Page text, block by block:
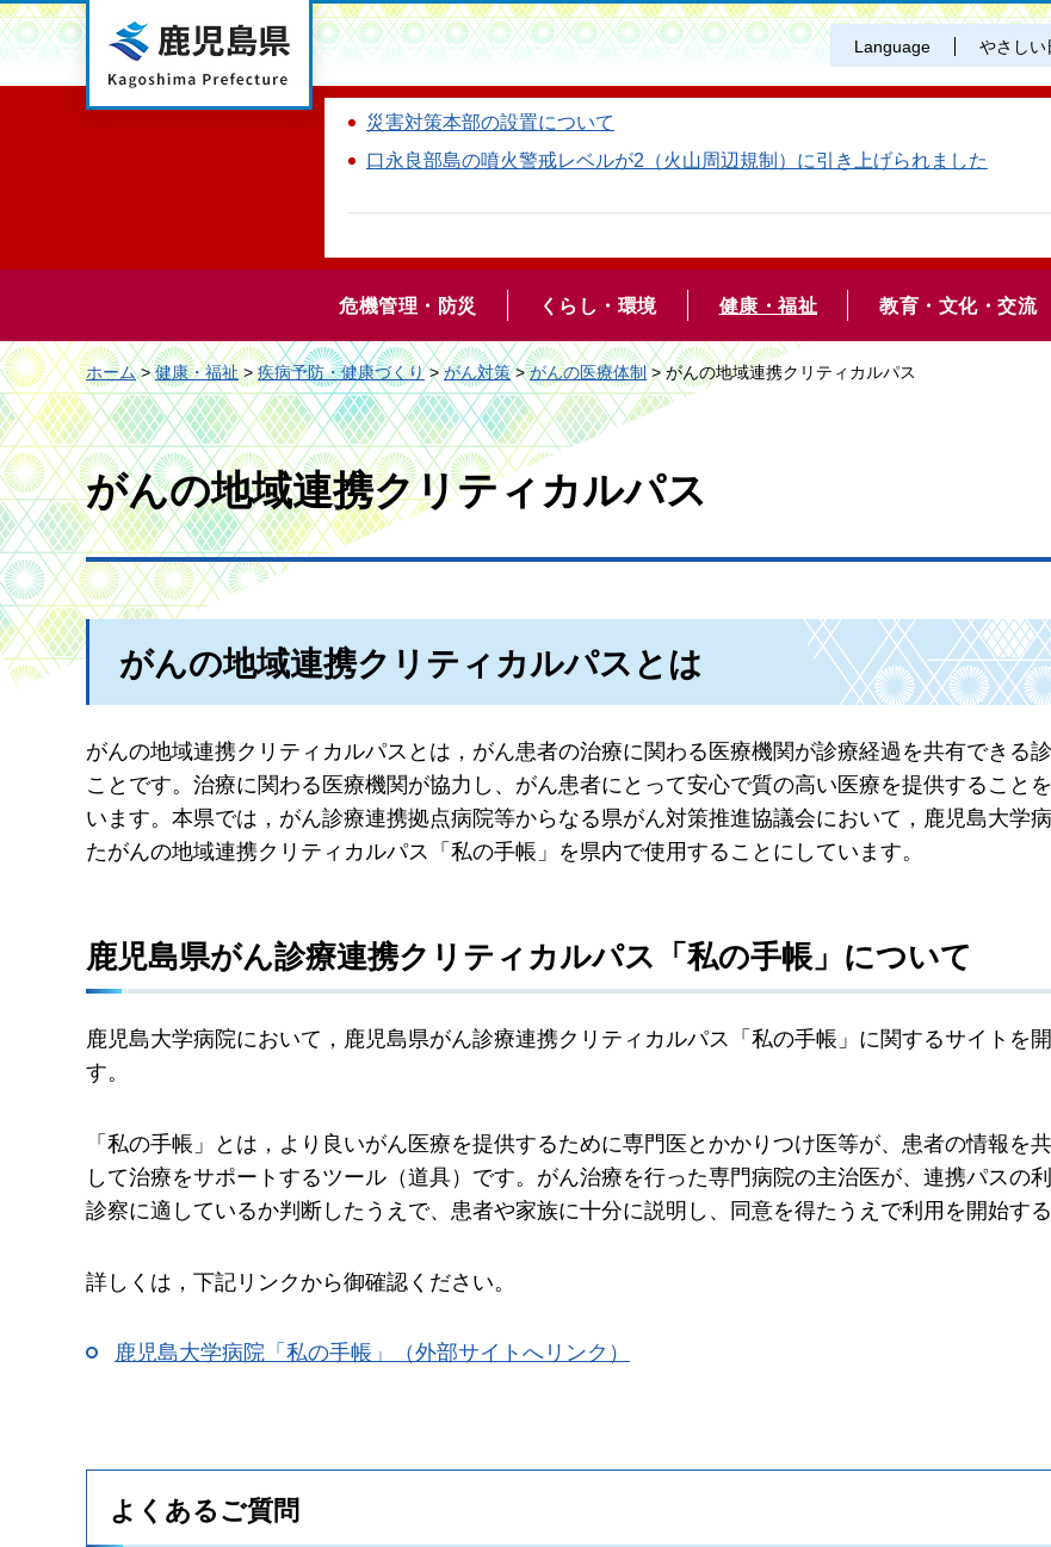
鹿児島県 Language やさしい
災害対策本部の設置について
口永良部島の噴火警戒レベルが2（火山周辺規制）に引き上げられました
危機管理・防災 くらし・環境 健康・福祉 教育・文化・交流
ホーム>健康・福祉>疾病予防・健康づくり>がん対策>がんの医療体制> がんの地域連携クリティカルパス
がんの地域連携クリティカルパス
がんの地域連携クリティカルパスとは
がんの地域連携クリティカルパスとは，がん患者の治療に関わる医療機関が診療経過を共有できる
ことです。治療に関わる医療機関が協力し、がん患者にとって安心で質の高い医療を提供すること
います。本県では，がん診療連携拠点病院等からなる県がん対策推進協議会において，鹿児島大学
たがんの地域連携クリティカルパス「私の手帳」を県内で使用することにしています。
鹿児島県がん診療連携クリティカルパス「私の手帳」について
鹿児島大学病院において，鹿児島県がん診療連携クリティカルパス「私の手帳」に関するサイトを
す。
「私の手帳」とは，より良いがん医療を提供するために専門医とかかりつけ医等が、患者の情報を
して治療をサポートするツール（道具）です。がん治療を行った専門病院の主治医が、連携パスの
診察に適しているか判断したうえで、患者や家族に十分に説明し、同意を得たうえで利用を開始する
詳しくは，下記リンクから御確認ください。
鹿児島大学病院「私の手帳」（外部サイトへリンク）
よくあるご質問